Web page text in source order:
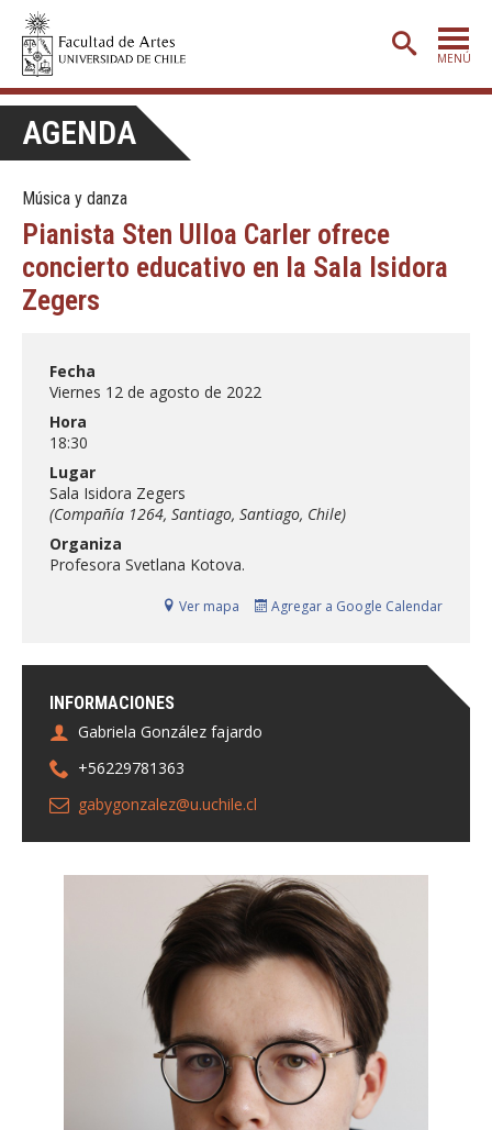
MENÚ
CARRERAS
Estudiantes
Académicas/os Egresadas/os
AGENDA
Música y danza
Pianista Sten Ulloa Carler ofrece
concierto educativo en la Sala Isidora
Zegers
INFORMACIONES
Gabriela González fajardo
+56229781363
gabygonzalez@u.uchile.cl
Fecha
Viernes 12 de agosto de 2022
Hora
18:30
Lugar
Sala Isidora Zegers
(Compañía 1264, Santiago, Santiago, Chile)
Organiza
Profesora Svetlana Kotova.
Ver mapa Agregar a Google Calendar